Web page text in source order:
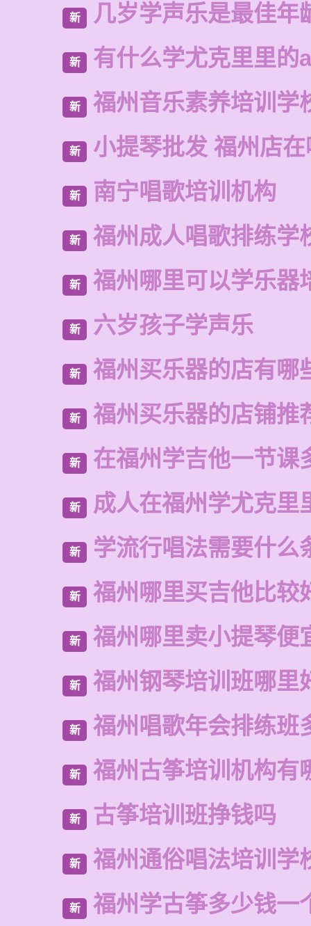
新 几岁学声乐是最佳年
新 有什么学尤克里里的
新 福州音乐素养培训学
新 小提琴批发 福州店
新 南宁唱歌培训机构
新 福州成人唱歌排练学
新 福州哪里可以学乐器
新 六岁孩子学声乐
新 福州买乐器的店有哪
新 福州买乐器的店铺推
新 在福州学吉他一节课
新 成人在福州学尤克里
新 学流行唱法需要什么
新 福州哪里买吉他比较
新 福州哪里卖小提琴便
新 福州钢琴培训班哪里
新 福州唱歌年会排练班
新 福州古筝培训机构有
新 古筝培训班挣钱吗
新 福州通俗唱法培训学
新 福州学古筝多少钱一